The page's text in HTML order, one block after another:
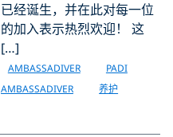
已经诞生，并在此对每一位
的加入表示热烈欢迎！ 这
[…]
AMBASSADIVER
PADI
AMBASSADIVER
养护